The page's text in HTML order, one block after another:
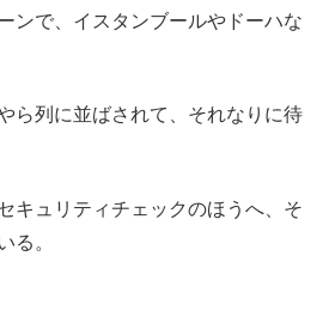
ンで、イスタンブールやドーハな
ら列に並ばされて、それなりに待
キュリティチェックのほうへ、そ
る。